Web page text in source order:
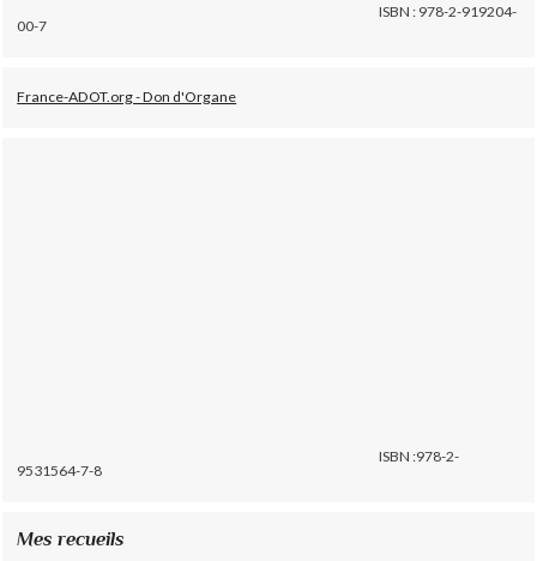
ISBN : 978-2-919204-
00-7
France-ADOT.org - Don d'Organe
ISBN :978-2-
9531564-7-8
Mes recueils